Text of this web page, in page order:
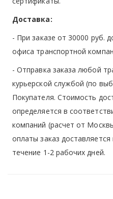
Доставка:
- При заказе от 30000 руб.
офиса транспортной
- Отправка заказа любой
курьерской службой (по
Покупателя. Стоимость
определяется в
компаний (расчет от
оплаты заказ
течение 1-2 рабочих дней.